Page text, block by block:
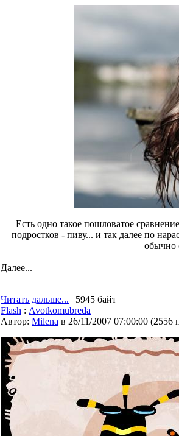
Есть одно такое пошловатое
подростков - пиву... и так далее по
обычно
Далее...
Читать дальше... | 5945 байт
Flash : Avotkomubreda
Автор: Milena в 26/11/2007 07:00:00 (2556